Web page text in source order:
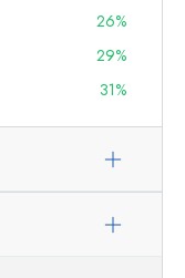
26%
29%
31%